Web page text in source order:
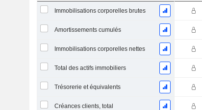
Immobilisations corporelles brutes
Amortissements cumulés
Immobilisations corporelles nettes
Total des actifs immobiliers
Trésorerie et équivalents
Créances clients, total